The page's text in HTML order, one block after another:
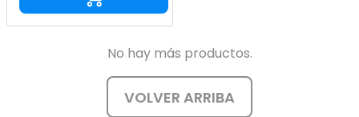
No hay más productos.
VOLVER ARRIBA